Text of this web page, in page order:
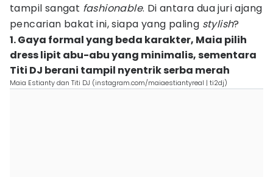
tampil sangat fashionable. Di antara dua juri ajang
pencarian bakat ini, siapa yang paling stylish?
1. Gaya formal yang beda karakter, Maia pilih
dress lipit abu-abu yang minimalis, sementara
Titi DJ berani tampil nyentrik serba merah
Maia Estianty dan Titi DJ (instagram.com/maiaestiantyreal | ti2dj)